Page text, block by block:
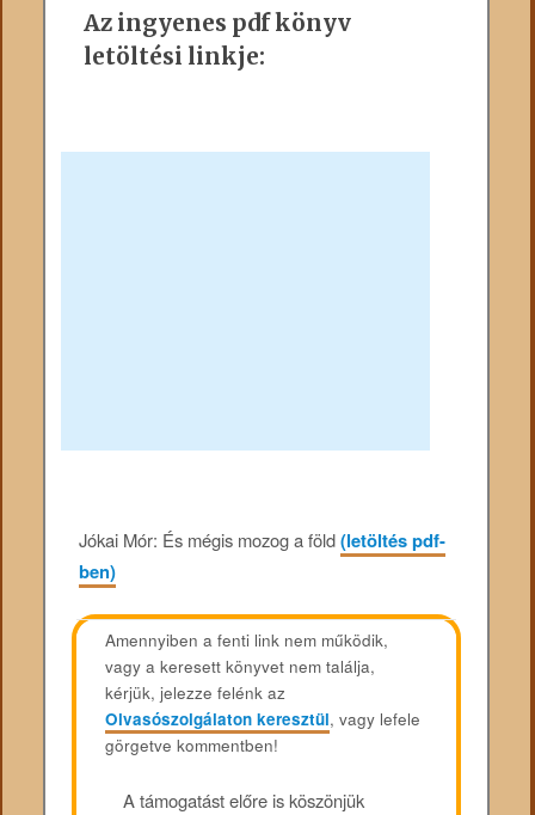
Az ingyenes pdf könyv
letöltési linkje:
Jókai Mór: És mégis mozog a föld(letöltés pdf-
ben)
Amennyiben a fenti link nem működik,
vagy a keresett könyvet nem találja,
kérjük, jelezze felénk az
Olvasószolgálaton keresztül, vagy lefele
görgetve kommentben!
A támogatást előre is köszönjük